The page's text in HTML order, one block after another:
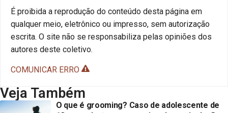
É proibida a reprodução do conteúdo desta página em
qualquer meio, eletrônico ou impresso, sem autorização
escrita. O site não se responsabiliza pelas opiniões dos
autores deste coletivo.
COMUNICAR ERRO
Veja Também
O que é grooming? Caso de adolescente de